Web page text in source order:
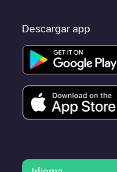
Descargar app